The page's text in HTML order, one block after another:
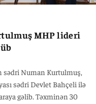
MHP lideri
Numan Kurtulmuş,
sədri Devlet Bahçeli ilə
gəlib. Təxminən 30